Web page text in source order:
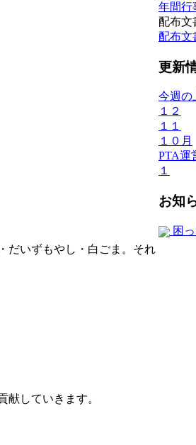
だいずもやし・白ごま。それ
していきます。
年間行
配布文
配布文
更新
今週の
１２
１１
１０月
PTA運
１
お知
困